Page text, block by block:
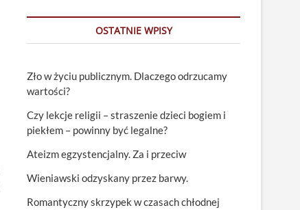
OSTATNIE WPISY
Zło w życiu publicznym. Dlaczego odrzucamy
wartości?
Czy lekcje religii – straszenie dzieci bogiem i
piekłem – powinny być legalne?
Ateizm egzystencjalny. Za i przeciw
Wieniawski odzyskany przez barwy.
Romantyczny skrzypek w czasach chłodnej